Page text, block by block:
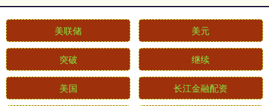
美联储 美元
突破 继续
美国 长江金融配资